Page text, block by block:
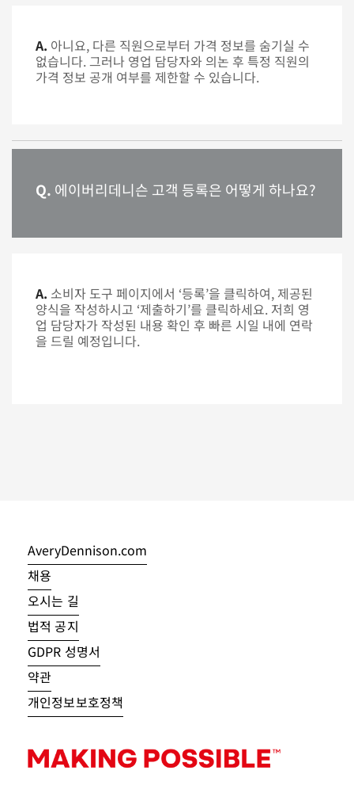
A. 아니요, 다른 직원으로부터 가격 정보를 숨기실 수
없습니다. 그러나 영업 담당자와 의논 후 특정 직원의
가격 정보 공개 여부를 제한할 수 있습니다.
Q. 에이버리데니슨 고객 등록은 어떻게 하나요?
A. 소비자 도구 페이지에서 ‘등록’을 클릭하여, 제공된
양식을 작성하시고 ‘제출하기’를 클릭하세요. 저희 영
업 담당자가 작성된 내용 확인 후 빠른 시일 내에 연락
을 드릴 예정입니다.
AveryDennison.com
채용
오시는 길
법적 공지
GDPR 성명서
약관
개인정보보호정책